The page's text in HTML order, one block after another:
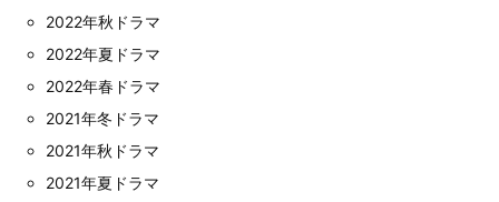
2022年秋ドラマ
2022年夏ドラマ
2022年春ドラマ
2021年冬ドラマ
2021年秋ドラマ
2021年夏ドラマ